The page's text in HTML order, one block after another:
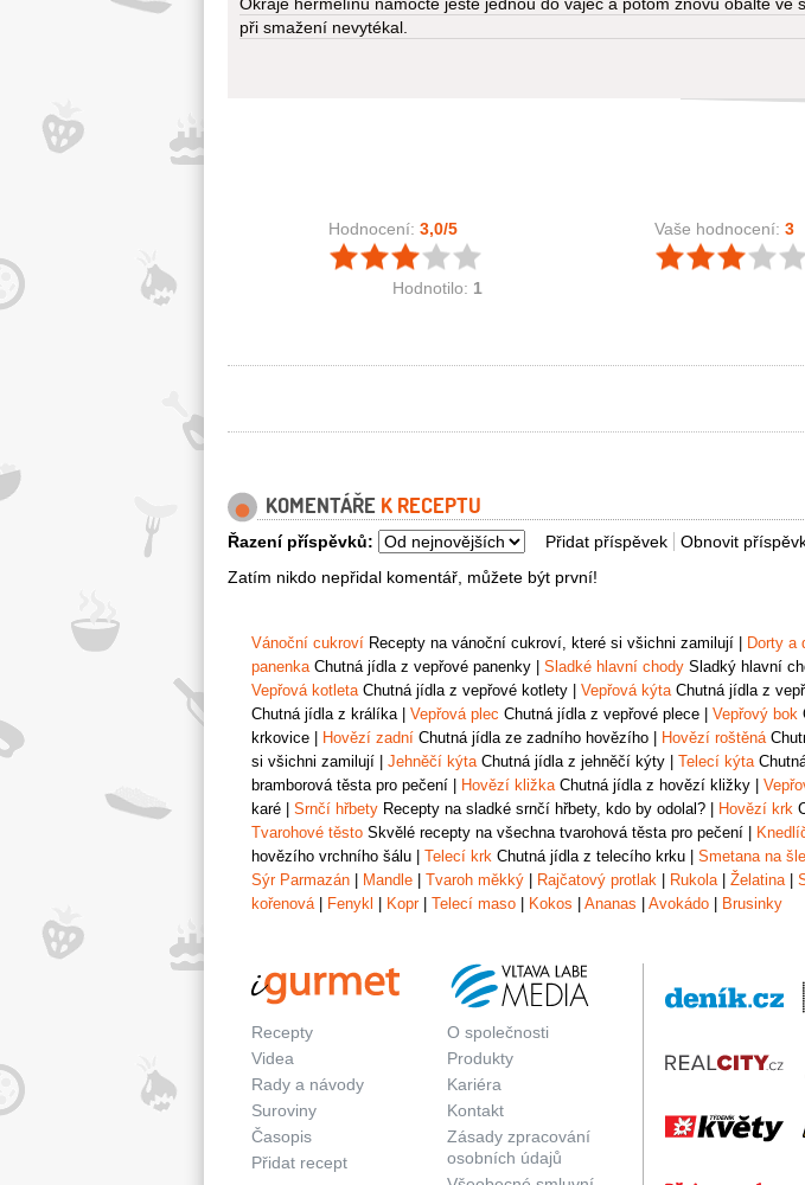
Okraje hermelínu namočte ještě jednou do vajec a potom znovu obalte ve
při smažení nevytékal.
Hodnocení: 3,0/5
Hodnotilo: 1
Vaše hodnocení: 3
KOMENTÁŘE K RECEPTU
Obnovit
Přidat příspěvek
Řazení příspěvků:
Zatím nikdo nepřidal komentář, můžete být první!
Vánoční cukroví Recepty na vánoční cukroví, které si všichni zamilují Dorty a
panenkaChutná jídla z vepřové panenky Sladké hlavní chody Sladký hlavní
Vepřová kotletaChutná jídla z vepřové kotlety Vepřová kýtaChutná jídla z
Chutná jídla z králíka| Vepřová plec Chutná jídla z vepřové plece Vepřový bok
krkovice
Hovězí zadní Chutná jídla ze zadního hovězího Hovězí roštěná
si všichni zamilují
Jehněčí kýtaChutná jídla z jehněčí kýty Telecí kýta
bramborová těsta pro pečení
Hovězí kližkaChutná jídla z hovězí kližky
karé
Srnčí hřbety Recepty na sladké srnčí hřbety, kdo by odolal? Hovězí krk
Tvarohové těsto Skvělé recepty na všechna tvarohová těsta pro pečení
hovězího vrchního šálu
Telecí krk Chutná jídla z telecího krku Smetana na
Sýr Parmazán
Mandle Tvaroh měkký Rajčatový protlak Rukola| Želatina|
kořenová| Fenykl Kopr| Telecí maso Kokos Ananas Avokádo Brusinky
Recepty
Videa
Rady a návody
Suroviny
Časopis
Přidat recept
O společnosti
Produkty
Kariéra
Kontakt
Zásady zpracování
osobních údajů